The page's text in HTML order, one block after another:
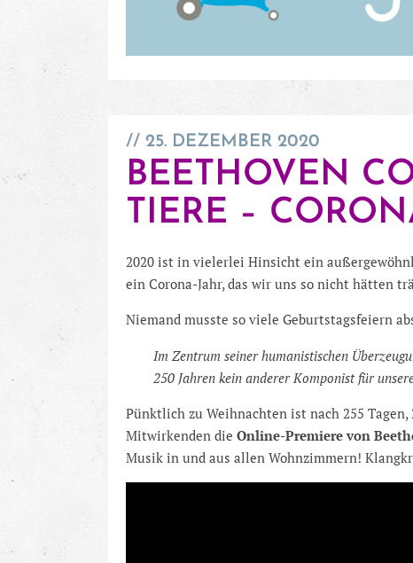
25. DEZEMBER 2020
BEETHOVEN
TIERE –
2020 ist in vielerlei Hinsicht ein
ein Corona-Jahr, das wir uns so nicht hätten
Niemand musste so viele Geburtstagsfeiern
Im Zentrum seiner humanistischen
250 Jahren kein anderer Komponist für
Pünktlich zu Weihnachten ist nach 255 Tagen,
Mitwirkenden die Online-Premiere von
Musik in und aus allen Wohnzimmern!